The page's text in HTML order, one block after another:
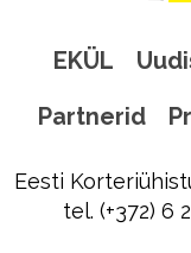
EKÜL
Partnerid
Eesti
tel. (+372) 6